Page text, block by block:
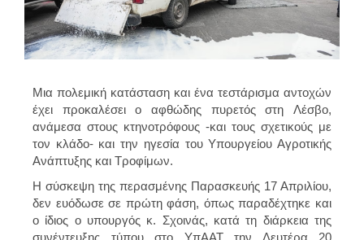
Μια πολεμική κατάσταση και ένα τεστάρισμα αντοχών
έχει προκαλέσει ο αφθώδης πυρετός στη Λέσβο,
ανάμεσα στους κτηνοτρόφους -και τους σχετικούς με
τον κλάδο- και την ηγεσία του Υπουργείου Αγροτικής
Ανάπτυξης και Τροφίμων.
Η σύσκεψη της περασμένης Παρασκευής 17 Απριλίου,
δεν ευόδωσε σε πρώτη φάση, όπως παραδέχτηκε και
ο ίδιος ο υπουργός κ. Σχοινάς, κατά τη διάρκεια της
συνέντευξης τύπου στο ΥπΑΑΤ την Δευτέρα 20